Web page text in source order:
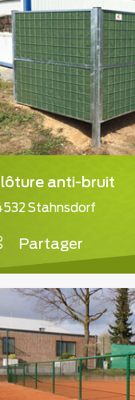
anti-bruit
Stahnsdorf
Partager